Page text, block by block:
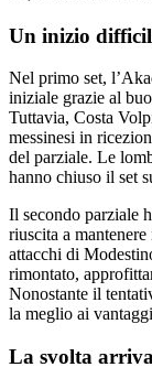
Un inizio
Nel primo set,
iniziale grazie al
Tuttavia, Costa
messinesi in
del parziale. Le
hanno chiuso il set
Il secondo parziale
riuscita a
attacchi di
rimontato,
Nonostante il
la meglio ai
La svolta